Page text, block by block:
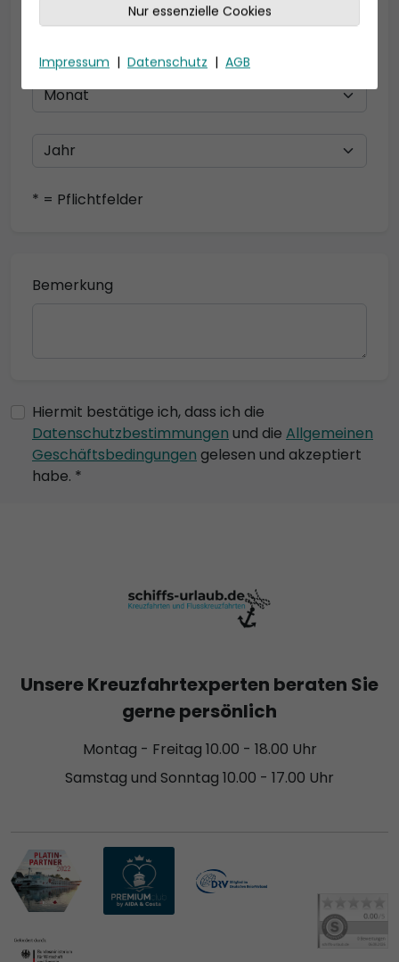
Geburtsdatum
* = Pflichtfelder
Bemerkung
Hiermit bestätige ich, dass ich die
Datenschutzbestimmungen und die Allgemeinen
Geschäftsbedingungen gelesen und akzeptiert
habe. *
Nur essenzielle Cookies
Impressum | Datenschutz | AGB
Unsere Kreuzfahrtexperten beraten Sie
gerne persönlich
Montag - Freitag 10.00 - 18.00 Uhr
Samstag und Sonntag 10.00 - 17.00 Uhr